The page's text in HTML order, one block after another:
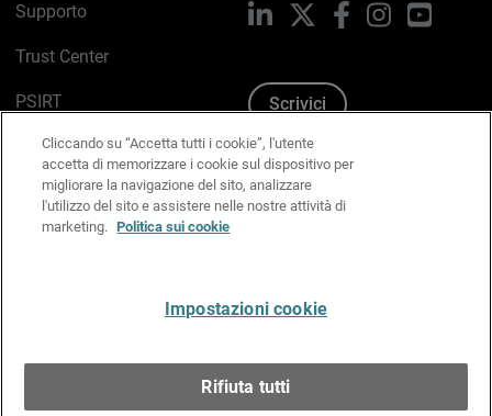
Supporto
Trust Center
PSIRT
Politica sui cookie
Informativa sulla privacy
Kit Media & Brand
LinkedIn FacebookInstagram
Scrivici
Cliccando su “Accetta tutti i cookie”, l'utente
accetta di memorizzare i cookie sul dispositivo per
migliorare la navigazione del sito, analizzare
l'utilizzo del sito e assistere nelle nostre attività di
marketing. Politica sui cookie
Impostazioni cookie
Rifiuta tutti